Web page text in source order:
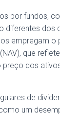
por fundos,
diferentes dos
empregam o
(NAV), que
dos
de
um